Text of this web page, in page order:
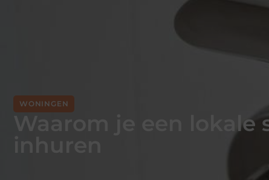
WONINGEN
Waarom je een lokale